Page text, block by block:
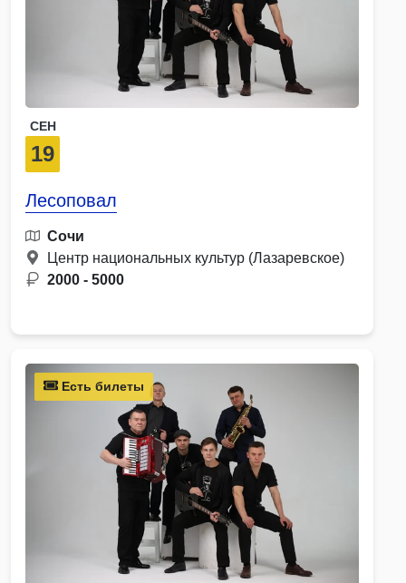
СЕН
19
Лесоповал
Сочи
Центр национальных культур (Лазаревское)
2000 - 5000
Есть билеты